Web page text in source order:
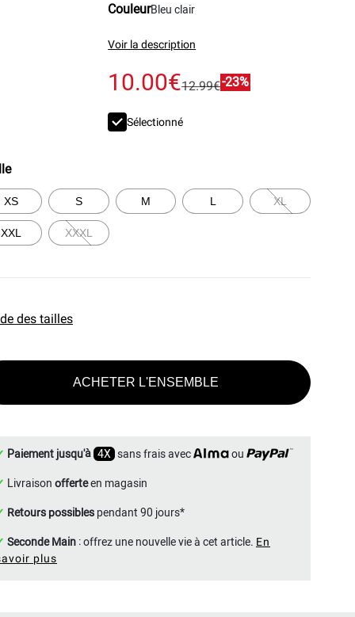
CouleurBleu clair
Voir la description
10.00€12.99€-23%
Sélectionné
XS S M L XL
XXL XXXL
des tailles
ACHETER L'ENSEMBLE
Paiement jusqu'à 4X sans frais avec ou
Livraison offerteen magasin
Retours possibles pendant 90 jours*
Seconde Main : offrez une nouvelle vie à cet article. En
plus